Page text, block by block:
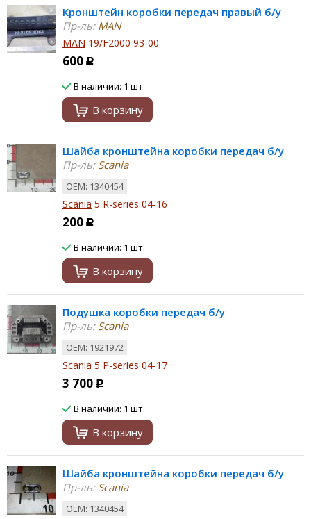
Кронштейн коробки передач правый б/у
Пр-ль:MAN
MAN 19/F2000 93-00
600 Р
В наличии: 1 шт.
В корзину
Шайба кронштейна коробки передач б/у
Пр-ль:Scania
ОЕМ: 1340454
Scania 5 R-series 04-16
200 Р
В наличии: 1 шт.
В корзину
Подушка коробки передач б/у
Пр-ль:Scania
ОЕМ: 1921972
Scania 5 P-series 04-17
3 700 Р
В наличии: 1 шт.
В корзину
Шайба кронштейна коробки передач б/у
Пр-ль:Scania
ОЕМ: 1340454